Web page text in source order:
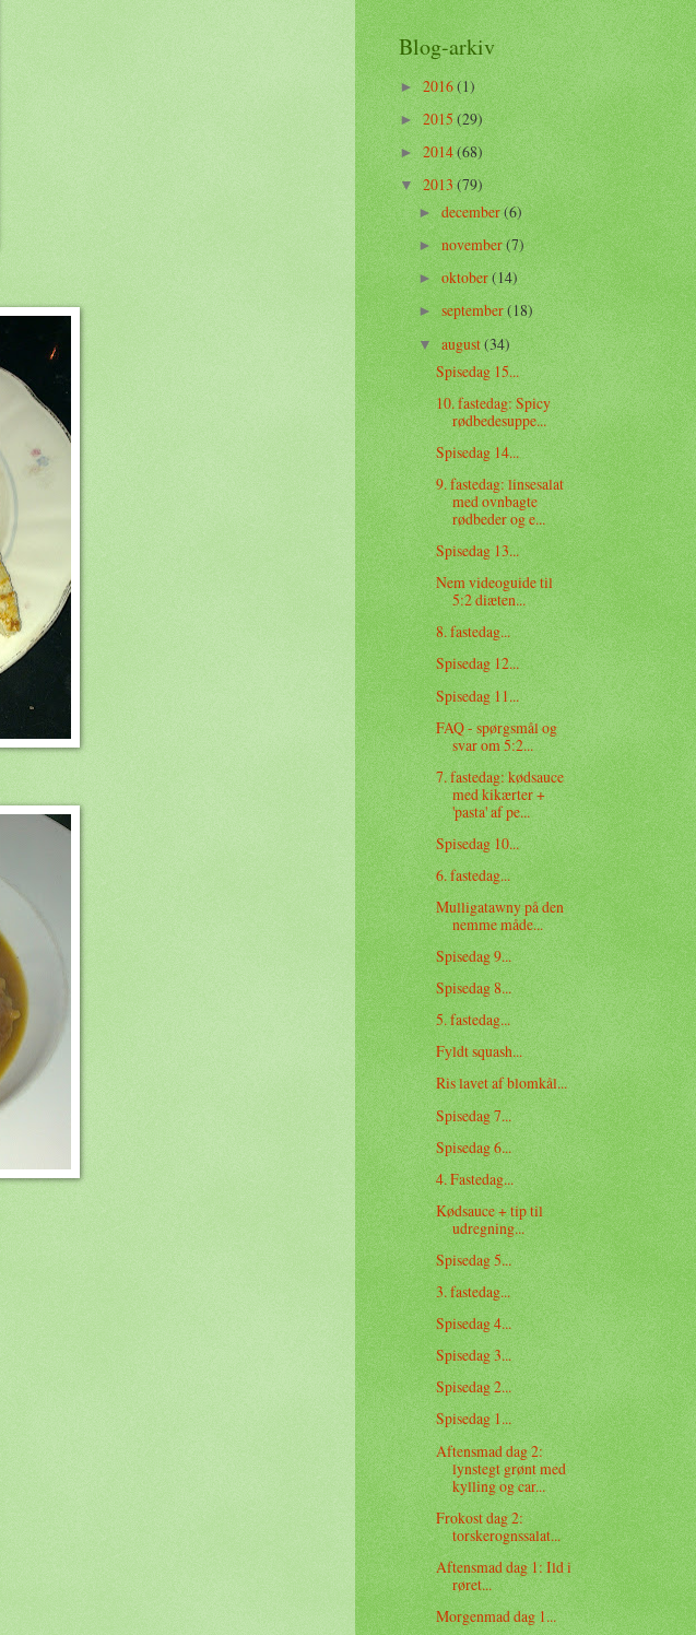
Blog-arkiv
►2016(1)
►2015(29)
►2014(68)
▼2013(79)
►december(6)
►november(7)
►oktober(14)
► september(18)
▼ august(34)
Spisedag 15...
10. fastedag: Spicy
rødbedesuppe...
Spisedag 14...
9. fastedag: linsesalat
med ovnbagte
rødbeder og e...
Spisedag 13...
Nem videoguide til
5:2 diæten...
8. fastedag...
Spisedag 12...
Spisedag 11...
FAQ - spørgsmål og
svar om 5:2...
7. fastedag: kødsauce
med kikærter +
'pasta' af pe...
Spisedag 10...
6. fastedag...
Mulligatawny på den
nemme måde...
Spisedag 9...
Spisedag 8...
5. fastedag...
Fyldt squash...
Ris lavet af blomkål...
Spisedag 7...
Spisedag 6...
4. Fastedag...
Kødsauce + tip til
udregning...
Spisedag 5...
3. fastedag...
Spisedag 4...
Spisedag 3...
Spisedag 2...
Spisedag 1...
Aftensmad dag 2:
lynstegt grønt med
kylling og car...
Frokost dag 2:
torskerognssalat...
Aftensmad dag 1: Ild i
røret...
Morgenmad dag 1...